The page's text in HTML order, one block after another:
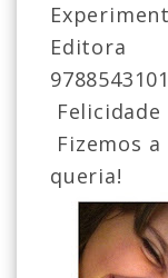
Fizemos a
queria!